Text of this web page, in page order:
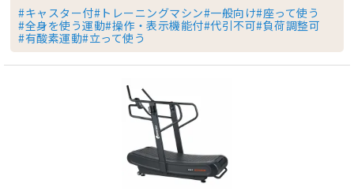
#キャスター付#トレーニングマシン#一般向け#座って使う
#全身を使う運動#操作・表示機能付#代引不可#負荷調整可
#有酸素運動#立って使う